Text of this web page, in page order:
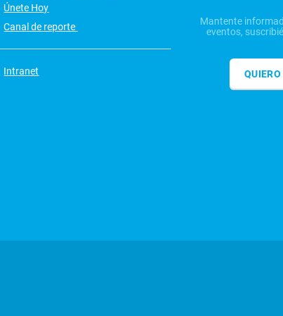
Únete Hoy
Canal de reporte
Intranet
Mantente
eventos,